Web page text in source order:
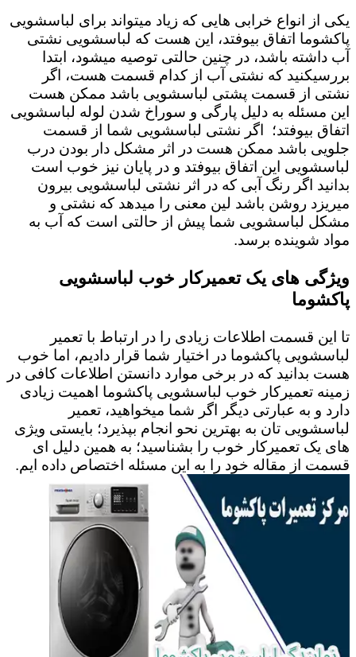
یکی از انواع خرابی هایی که زیاد میتواند برای لباسشویی
پاکشوما اتفاق بیوفتد، این هست که لباسشویی نشتی
آب داشته باشد، در چنین حالتی توصیه میشود، ابتدا
بررسیکنید که نشتی آب از کدام قسمت هست، اگر
نشتی از قسمت پشتی لباسشویی باشد ممکن هست
این مسئله به دلیل پارگی و سوراخ شدن لوله لباسشویی
اتفاق بیوفتد؛ اگر نشتی لباسشویی شما از قسمت
جلویی باشد ممکن هست در اثر مشکل دار بودن درب
لباسشویی این اتفاق بیوفتد و در پایان نیز خوب است
بدانید اگر رنگ آبی که در اثر نشتی لباسشویی بیرون
میریزد روشن باشد لین معنی را میدهد که نشتی و
مشکل لباسشویی شما پیش از حالتی است که آب به
مواد شوینده برسد.
ویژگی های یک تعمیرکار خوب لباسشویی
پاکشوما
تا این قسمت اطلاعات زیادی را در ارتباط با تعمیر
لباسشویی پاکشوما در اختیار شما قرار دادیم، اما خوب
هست بدانید که در برخی موارد دانستن اطلاعات کافی در
زمینه تعمیرکار خوب لباسشویی پاکشوما اهمیت زیادی
دارد و به عبارتی دیگر اگر شما میخواهید، تعمیر
لباسشویی تان به بهترین نحو انجام بپذیرد؛ بایستی ویژی
های یک تعمیرکار خوب را بشناسید؛ به همین دلیل ای
قسمت از مقاله خود را به این مسئله اختصاص داده ایم.